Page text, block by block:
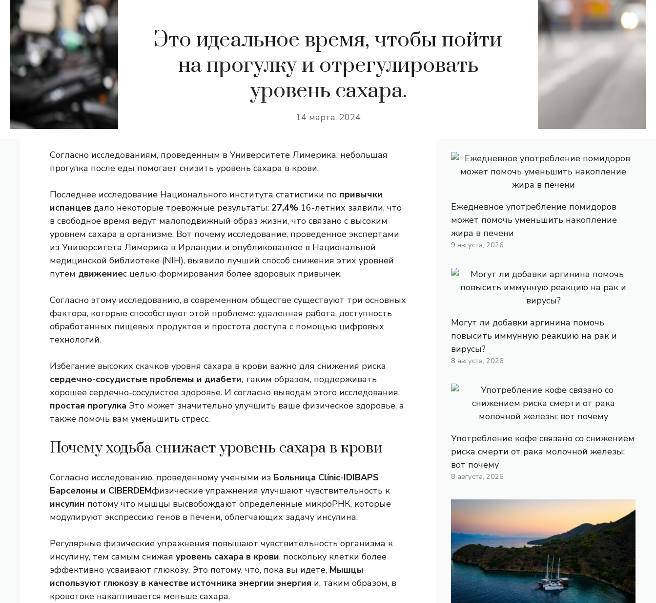
Это идеальное время, чтобы пойти
на прогулку и отрегулировать
уровень сахара.
14 марта, 2024
Согласно исследованиям, проведенным в Университете Лимерика, небольшая
прогулка после еды помогает снизить уровень сахара в крови.
Последнее исследование Национального института статистики по привычки
испанцев дало некоторые тревожные результаты: 27,4% 16-летних заявили, что
в свободное время ведут малоподвижный образ жизни, что связано с высоким
уровнем сахара в организме. Вот почему исследование, проведенное экспертами
из Университета Лимерика в Ирландии и опубликованное в Национальной
медицинской библиотеке (NIH), выявило лучший способ снижения этих уровней
путем движениес целью формирования более здоровых привычек.
Согласно этому исследованию, в современном обществе существуют три основных
фактора, которые способствуют этой проблеме: удаленная работа, доступность
обработанных пищевых продуктов и простота доступа с помощью цифровых
технологий.
Избегание высоких скачков уровня сахара в крови важно для снижения риска
сердечно-сосудистые проблемы и диабети, таким образом, поддерживать
хорошее сердечно-сосудистое здоровье. И согласно выводам этого исследования,
простая прогулка Это может значительно улучшить ваше физическое здоровье, а
также помочь вам уменьшить стресс.
Почему ходьба снижает уровень сахара в крови
Согласно исследованию, проведенному учеными из Больница Clínic-IDIBAPS
Барселоны и CIBERDEMфизические упражнения улучшают чувствительность к
инсулин потому что мышцы высвобождают определенные микроРНК, которые
модулируют экспрессию генов в печени, облегчающих задачу инсулина.
Регулярные физические упражнения повышают чувствительность организма к
инсулину, тем самым снижая уровень сахара в крови, поскольку клетки более
эффективно усваивают глюкозу. Это потому, что, пока вы идете, Мышцы
используют глюкозу в качестве источника энергии энергия и, таким образом, в
кровотоке накапливается меньше сахара.
Ежедневное употребление помидоров
может помочь уменьшить накопление
жира в печени
9 августа, 2026
Могут ли добавки аргинина помочь
повысить иммунную реакцию на рак и
вирусы?
8 августа, 2026
Употребление кофе связано со снижением
риска смерти от рака молочной железы:
вот почему
8 августа, 2026